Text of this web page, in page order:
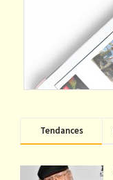
Tendances